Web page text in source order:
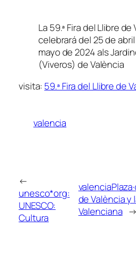
La 59.ª Fira del Llibre
celebrará del 25 de
mayo de 2024 als
(Viveros) de València
visita: 59.ª Fira del Llibre de
valencia
←
unesco*org:
UNESCO:
Cultura
de València y
Valenciana →